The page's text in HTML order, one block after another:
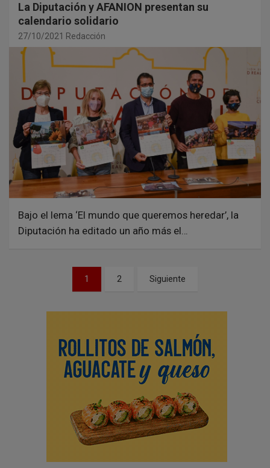
La Diputación y AFANION presentan su
calendario solidario
27/10/2021 Redacción
Bajo el lema ‘El mundo que queremos heredar’, la
Diputación ha editado un año más el…
1 2 Siguiente